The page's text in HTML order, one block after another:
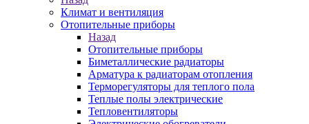
Климат и вентиляция
Отопительные приборы
Назад
Отопительные приборы
Биметаллические радиаторы
Арматура к радиаторам отопления
Терморегуляторы для теплого пола
Теплые полы электрические
Тепловентиляторы